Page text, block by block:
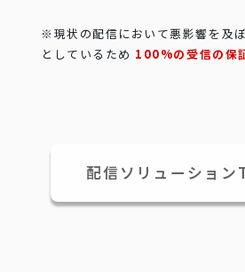
※現状の配信において悪影響を及
としているため 100%の受信の保
配信ソリューション